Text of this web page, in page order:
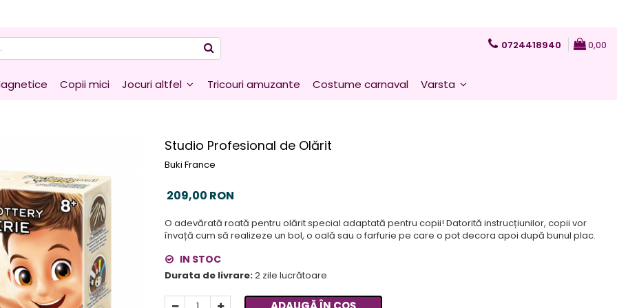
0724418940 0,00
Copii mici Jocuri altfel Tricouri amuzante Costume carnaval Varsta
Studio Profesional de Olărit
Buki France
209,00 RON
O adevărată roată pentru olărit special adaptată pentru copii! Datorită instrucțiunilor, copii vor
învață cum să realizeze un bol, o oală sau o farfurie pe care o pot decora apoi după bunul plac.
IN STOC
Durata de livrare:2 zile lucrătoare